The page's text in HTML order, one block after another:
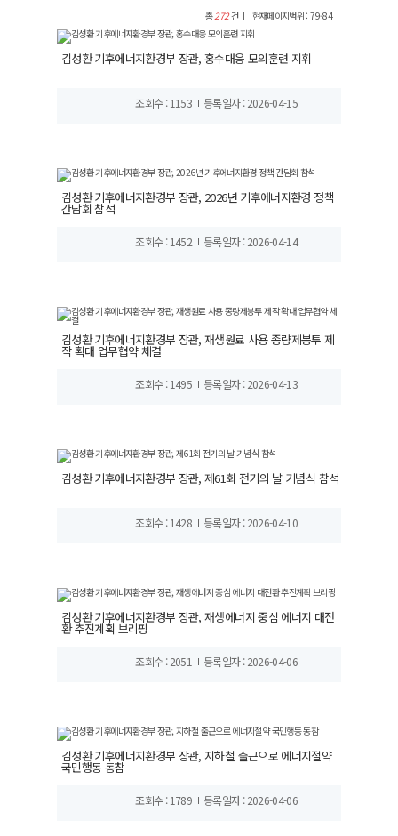
총272건 현재페이지범위 : 79-84
김성환 기후에너지환경부 장관, 홍수대응 모의훈련 지휘
조회수 : 1153 등록일자 : 2026-04-15
김성환 기후에너지환경부 장관, 2026년 기후에너지환경 정책
간담회 참석
조회수 : 1452 등록일자 : 2026-04-14
김성환 기후에너지환경부 장관, 재생원료 사용 종량제봉투 제
작 확대 업무협약 체결
조회수 : 1495 등록일자 : 2026-04-13
김성환 기후에너지환경부 장관, 제61회 전기의 날 기념식 참석
조회수 : 1428 등록일자 : 2026-04-10
김성환 기후에너지환경부 장관, 재생에너지 중심 에너지 대전
환 추진계획 브리핑
조회수 : 2051 등록일자 : 2026-04-06
김성환 기후에너지환경부 장관, 지하철 출근으로 에너지절약
국민행동 동참
조회수 : 1789 등록일자 : 2026-04-06